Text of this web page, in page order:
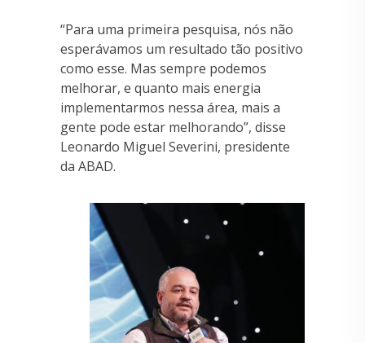
“Para uma primeira pesquisa, nós não
esperávamos um resultado tão positivo
como esse. Mas sempre podemos
melhorar, e quanto mais energia
implementarmos nessa área, mais a
gente pode estar melhorando”, disse
Leonardo Miguel Severini, presidente
da ABAD.